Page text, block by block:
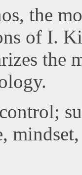
the
of I.
the